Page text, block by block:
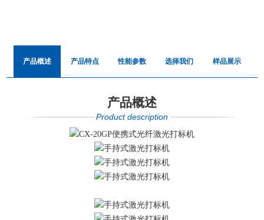
产品概述 产品特点 性能参数 选择我们 样品展示
产品概述
Product description